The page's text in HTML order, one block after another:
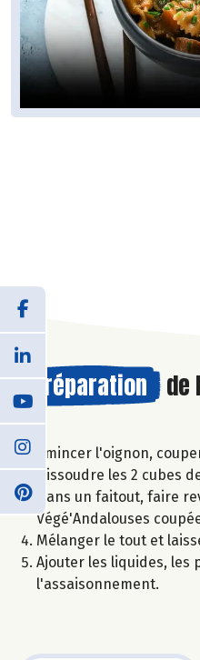
Préparation de
Émincer l'oignon,
Dissoudre les 2 cubes
Dans un faitout, faire
Végé'Andalouses
Mélanger le tout et
Ajouter les liquides, les
l'assaisonnement.